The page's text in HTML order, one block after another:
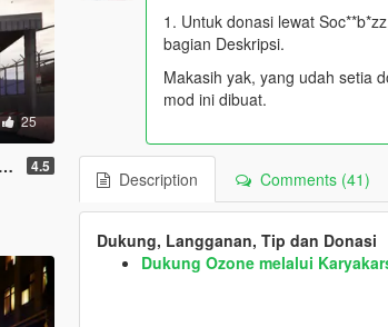
25
4.5
1. Untuk donasi lewat
bagian Deskripsi.
Makasih yak, yang udah setia
mod ini dibuat.
Description Comments (41)
Dukung, Langganan, Tip dan Donasi
Dukung Ozone melalui